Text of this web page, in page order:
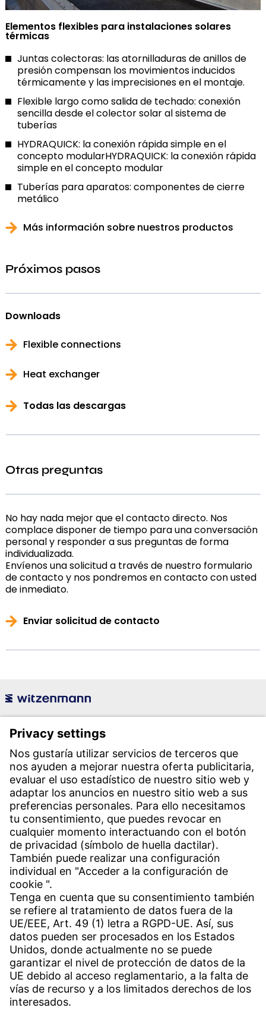
Elementos flexibles para instalaciones solares
térmicas
Juntas colectoras: las atornilladuras de anillos de
presión compensan los movimientos inducidos
térmicamente y las imprecisiones en el montaje.
Flexible largo como salida de techado: conexión
sencilla desde el colector solar al sistema de
tuberías
HYDRAQUICK: la conexión rápida simple en el
concepto modularHYDRAQUICK: la conexión rápida
simple en el concepto modular
Tuberías para aparatos: componentes de cierre
metálico
Más información sobre nuestros productos
Próximos pasos
Downloads
Flexible connections
Heat exchanger
Todas las descargas
Otras preguntas
No hay nada mejor que el contacto directo. Nos
complace disponer de tiempo para una conversación
personal y responder a sus preguntas de forma
individualizada.
Envíenos una solicitud a través de nuestro formulario
de contacto y nos pondremos en contacto con usted
de inmediato.
Enviar solicitud de contacto
Polígono Industrial Henares
C/. Livorno s/n
19004 Guadalajara
Teléfono recepción:
+34 949 325 200(24 horas)
Contacto
Sedes en todo el mundo
Contacto
Servicio
Centro de descargas
Descargar software de aplicación